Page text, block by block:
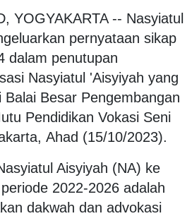
YOGYAKARTA -- Nasyiatul
pernyataan sikap
dalam penutupan
Nasyiatul 'Aisyiyah yang
Besar Pengembangan
Pendidikan Vokasi Seni
Ahad (15/10/2023).
Aisyiyah (NA) ke
2022-2026 adalah
dakwah dan advokasi